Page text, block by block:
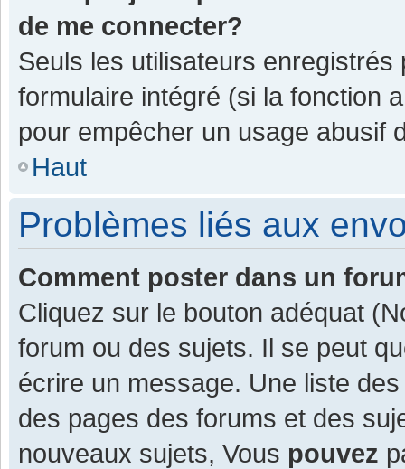
de me connecter?
Seuls les utilisateurs enregistrés
formulaire intégré (si la fonction
pour empêcher un usage abusif
Haut
Problèmes liés aux
Comment poster dans un
Cliquez sur le bouton adéquat
forum ou des sujets. Il se peut
écrire un message. Une liste
des pages des forums et des
nouveaux sujets, Vous pouvez